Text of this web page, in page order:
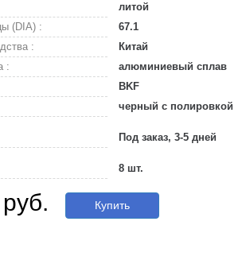
литой
(DIA) :
67.1
:
Китай
:
алюминиевый сплав
BKF
черный с полировкой
Под заказ, 3-5 дней
8 шт.
Купить